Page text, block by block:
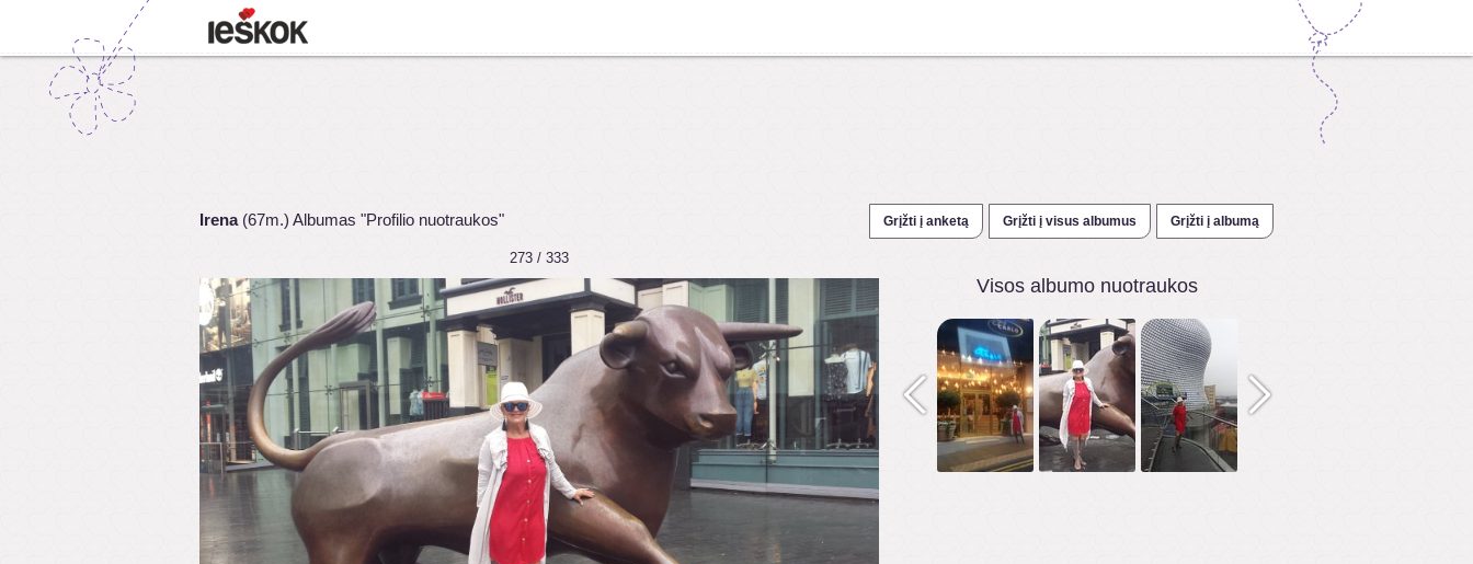
Irena(67m.) Albumas "Profilio nuotraukos" Grįžti į anketą Grįžti į visus albumus Grįžti į albumą
273 / 333
Visos albumo nuotraukos